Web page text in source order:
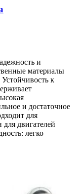
и
материалы
к
и достаточное
для
двигателей
легко